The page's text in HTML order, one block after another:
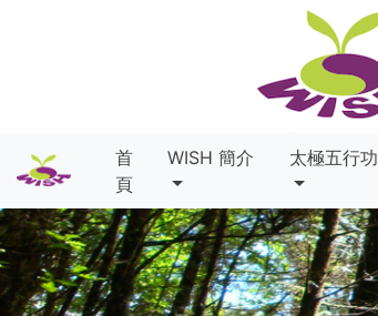
首
頁
WISH 簡介 太極五行功